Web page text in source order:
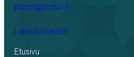
purso@purso.fi
Laskutustiedot
Etusivu